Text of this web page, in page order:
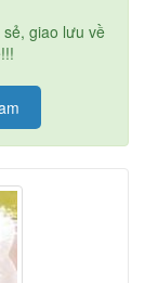
giao lưu về